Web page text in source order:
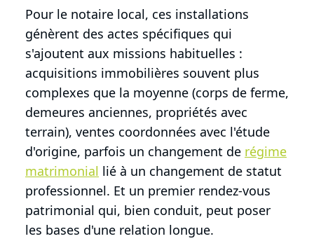
Pour le notaire local, ces installations
génèrent des actes spécifiques qui
s'ajoutent aux missions habituelles :
acquisitions immobilières souvent plus
complexes que la moyenne (corps de ferme,
demeures anciennes, propriétés avec
terrain), ventes coordonnées avec l'étude
d'origine, parfois un changement de régime
matrimonial lié à un changement de statut
professionnel. Et un premier rendez-vous
patrimonial qui, bien conduit, peut poser
les bases d'une relation longue.